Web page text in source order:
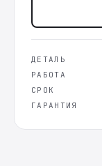
ДЕТАЛЬ
РАБОТА
СРОК
ГАРАНТИЯ